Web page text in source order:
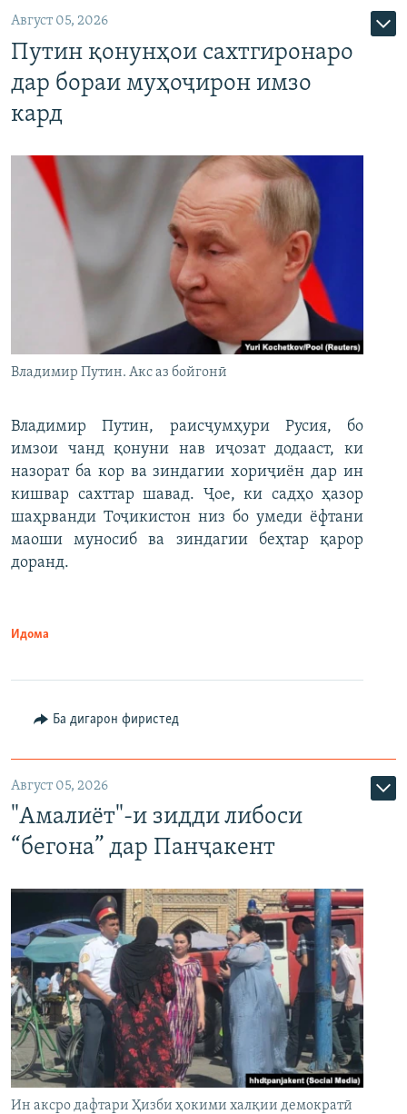
Август 05, 2026
Путин қонунҳои сахтгиронаро
дар бораи муҳоҷирон имзо
кард
Владимир Путин. Акс аз бойгонӣ
Владимир Путин, раисҷумҳури Русия, бо
имзои чанд қонуни нав иҷозат додааст, ки
назорат ба кор ва зиндагии хориҷиён дар ин
кишвар сахттар шавад. Ҷое, ки садҳо ҳазор
шаҳрванди Тоҷикистон низ бо умеди ёфтани
маоши муносиб ва зиндагии беҳтар қарор
доранд.
Идома
Ба дигарон фиристед
Август 05, 2026
"Амалиёт"-и зидди либоси
“бегона” дар Панҷакент
Ин аксро дафтари Ҳизби ҳокими халқии демократӣ